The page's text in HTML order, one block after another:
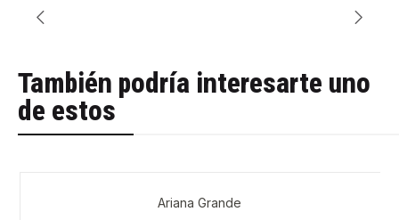
También podría interesarte uno
de estos
Ariana Grande